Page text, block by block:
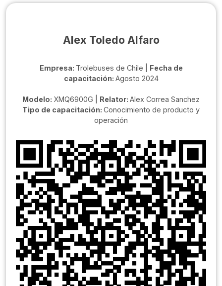
Alex Toledo Alfaro
Empresa: Trolebuses de Chile | Fecha de
capacitación: Agosto 2024
Modelo: XMQ6900G | Relator: Alex Correa Sanchez
Tipo de capacitación: Conocimiento de producto y
operación